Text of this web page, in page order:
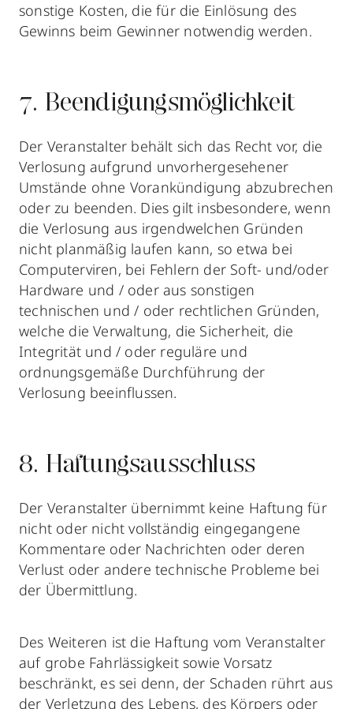
sonstige Kosten, die für die Einlösung des
Gewinns beim Gewinner notwendig werden.
7. Beendigungsmöglichkeit
Der Veranstalter behält sich das Recht vor, die
Verlosung aufgrund unvorhergesehener
Umstände ohne Vorankündigung abzubrechen
oder zu beenden. Dies gilt insbesondere, wenn
die Verlosung aus irgendwelchen Gründen
nicht planmäßig laufen kann, so etwa bei
Computerviren, bei Fehlern der Soft- und/oder
Hardware und / oder aus sonstigen
technischen und / oder rechtlichen Gründen,
welche die Verwaltung, die Sicherheit, die
Integrität und / oder reguläre und
ordnungsgemäße Durchführung der
Verlosung beeinflussen.
8. Haftungsausschluss
Der Veranstalter übernimmt keine Haftung für
nicht oder nicht vollständig eingegangene
Kommentare oder Nachrichten oder deren
Verlust oder andere technische Probleme bei
der Übermittlung.
Des Weiteren ist die Haftung vom Veranstalter
auf grobe Fahrlässigkeit sowie Vorsatz
beschränkt, es sei denn, der Schaden rührt aus
der Verletzung des Lebens, des Körpers oder